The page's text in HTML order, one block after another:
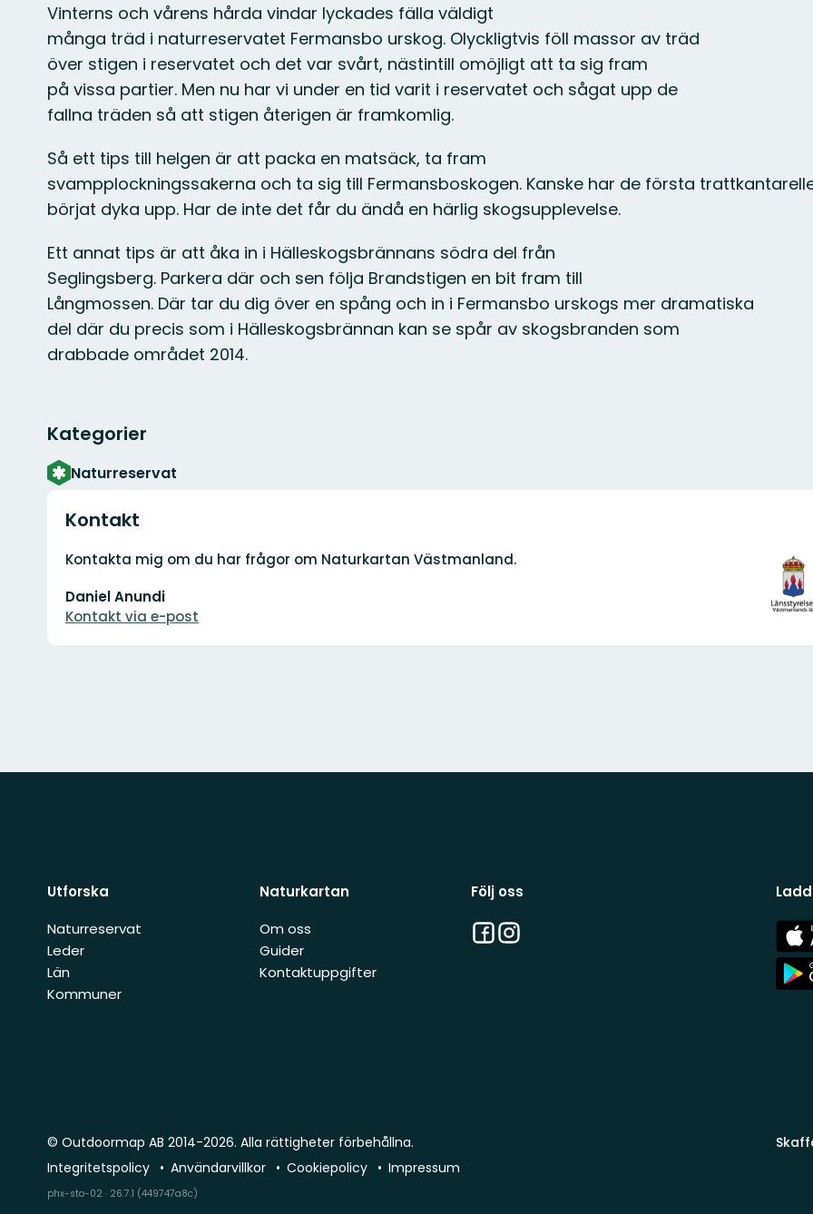
Vinterns och vårens hårda vindar lyckades fälla väldigt
många träd i naturreservatet Fermansbo urskog. Olyckligtvis föll massor av träd
över stigen i reservatet och det var svårt, nästintill omöjligt att ta sig fram
på vissa partier. Men nu har vi under en tid varit i reservatet och sågat upp de
fallna träden så att stigen återigen är framkomlig.
Så ett tips till helgen är att packa en matsäck, ta fram
svampplockningssakerna och ta sig till Fermansboskogen. Kanske har de första
börjat dyka upp. Har de inte det får du ändå en härlig skogsupplevelse.
Ett annat tips är att åka in i Hälleskogsbrännans södra del från
Seglingsberg. Parkera där och sen följa Brandstigen en bit fram till
Långmossen. Där tar du dig över en spång och in i Fermansbo urskogs mer dramatiska
del där du precis som i Hälleskogsbrännan kan se spår av skogsbranden som
drabbade området 2014.
Kategorier
Naturreservat
Kontakt
Adress
Kontakta mig om du har frågor om Naturkartan Västmanland.
postadress
Daniel Anundi
Kontakt via e-post
Utforska
Naturreservat
Leder
Län
Kommuner
Naturkartan
Om oss
Guider
Kontaktuppgifter
Följ oss
Facebook
Instagram
App
Store
App
Store
© Outdoormap AB 2014-2026. Alla rättigheter förbehållna.
Integritetspolicy
Användarvillkor Cookiepolicy Impressum
phx-sto-02 · 26.7.1 (449747a8c)